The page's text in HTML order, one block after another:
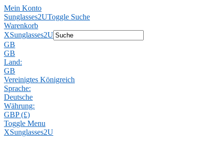
Mein Konto
Sunglasses2UToggle Suche
Warenkorb
XSunglasses2U
GB
GB
Land:
GB
Vereinigtes Königreich
Sprache:
Deutsche
Währung:
GBP (£)
Toggle Menu
XSunglasses2U